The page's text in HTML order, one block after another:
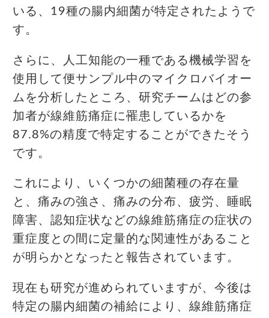
いる、19種の腸内細菌が特定されたようで
す。
さらに、人工知能の一種である機械学習を
使用して便サンプル中のマイクロバイオー
ムを分析したところ、研究チームはどの参
加者が線維筋痛症に罹患しているかを
87.8%の精度で特定することができたそう
です。
これにより、いくつかの細菌種の存在量
と、痛みの強さ、痛みの分布、疲労、睡眠
障害、認知症状などの線維筋痛症の症状の
重症度との間に定量的な関連性があること
が明らかとなったと報告されています。
現在も研究が進められていますが、今後は
特定の腸内細菌の補給により、線維筋痛症